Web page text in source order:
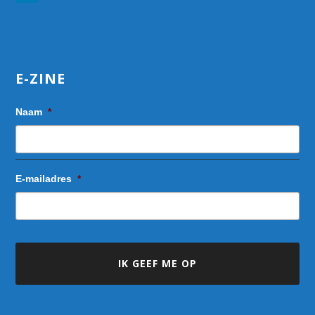
E-ZINE
Naam *
E-mailadres *